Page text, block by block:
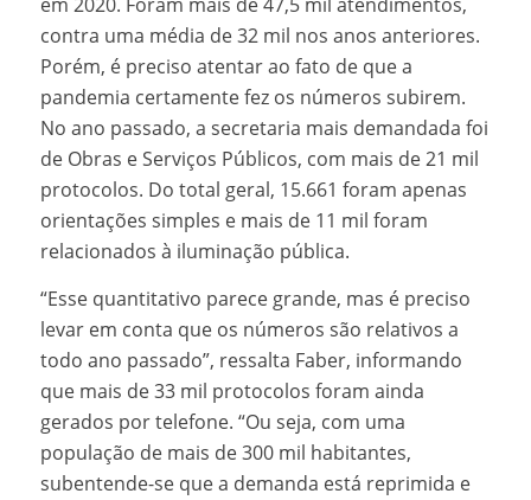
em 2020. Foram mais de 47,5 mil atendimentos,
contra uma média de 32 mil nos anos anteriores.
Porém, é preciso atentar ao fato de que a
pandemia certamente fez os números subirem.
No ano passado, a secretaria mais demandada foi
de Obras e Serviços Públicos, com mais de 21 mil
protocolos. Do total geral, 15.661 foram apenas
orientações simples e mais de 11 mil foram
relacionados à iluminação pública.
“Esse quantitativo parece grande, mas é preciso
levar em conta que os números são relativos a
todo ano passado”, ressalta Faber, informando
que mais de 33 mil protocolos foram ainda
gerados por telefone. “Ou seja, com uma
população de mais de 300 mil habitantes,
subentende-se que a demanda está reprimida e